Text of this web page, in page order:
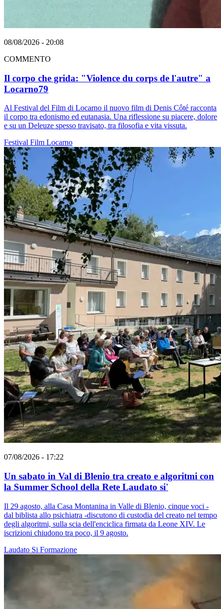
08/08/2026 - 20:08
COMMENTO
Il corpo che grida: "Violence du corps de l'autre" a
Locarno79
Al Festival del Film di Locarno il nuovo film di Denis Côté racconta
il corpo tra edonismo ed eutanasia. Una riflessione su piacere, dolore
e su un Deleuze spesso travisato, tra filosofia e vita vissuta.
Festival Film Locarno
07/08/2026 - 17:22
Un sabato in Val di Blenio tra creato e algoritmi con
la Summer School della Rete Laudato si'
Il 29 agosto, alla Casa Montanina in Valle di Blenio, cinque voci -
dal biblista allo psichiatra -discutono di custodia del creato nel tempo
degli algoritmi, sulla scia dell'enciclica firmata da Leone XIV. Le
iscrizioni chiudono tra poco, il 9 agosto.
Laudato Si Formazione